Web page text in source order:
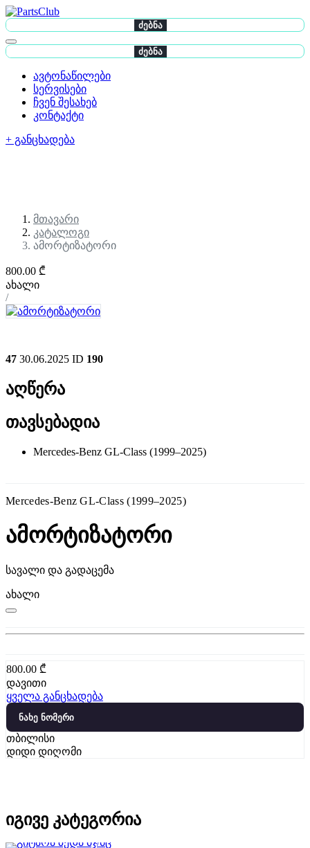
ძებნა
ძებნა
ავტონაწილები
სერვისები
ჩვენ შესახებ
კონტაქტი
+ განცხადება
მთავარი
კატალოგი
ამორტიზატორი
800.00 ₾
ახალი
/
47 30.06.2025 ID 190
აღწერა
თავსებადია
Mercedes-Benz GL-Class (1999–2025)
Mercedes-Benz GL-Class (1999–2025)
ამორტიზატორი
სავალი და გადაცემა
ახალი
800.00 ₾
დავითი
ყველა განცხადება
ნახე ნომერი
თბილისი
დიდი დიღომი
იგივე კატეგორია